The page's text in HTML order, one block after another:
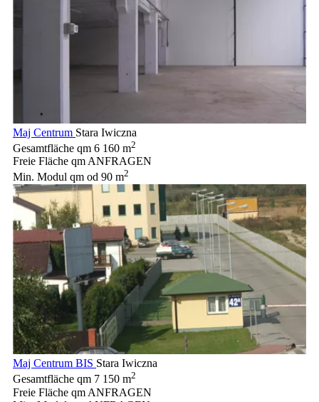
Maj Centrum Stara Iwiczna
Gesamtfläche qm 6 160 m2
Freie Fläche qmANFRAGEN
Min. Modul qm od 90 m2
Maj Centrum BIS Stara Iwiczna
Gesamtfläche qm 7 150 m2
Freie Fläche qm ANFRAGEN